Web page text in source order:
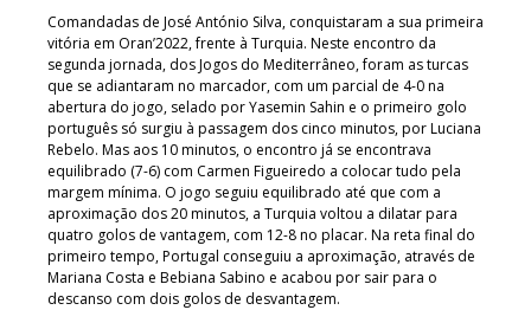
Comandadas de José António Silva, conquistaram a sua primeira
vitória em Oran’2022, frente à Turquia. Neste encontro da
segunda jornada, dos Jogos do Mediterrâneo, foram as turcas
que se adiantaram no marcador, com um parcial de 4-0 na
abertura do jogo, selado por Yasemin Sahin e o primeiro golo
português só surgiu à passagem dos cinco minutos, por Luciana
Rebelo. Mas aos 10 minutos, o encontro já se encontrava
equilibrado (7-6) com Carmen Figueiredo a colocar tudo pela
margem mínima. O jogo seguiu equilibrado até que com a
aproximação dos 20 minutos, a Turquia voltou a dilatar para
quatro golos de vantagem, com 12-8 no placar. Na reta final do
primeiro tempo, Portugal conseguiu a aproximação, através de
Mariana Costa e Bebiana Sabino e acabou por sair para o
descanso com dois golos de desvantagem.